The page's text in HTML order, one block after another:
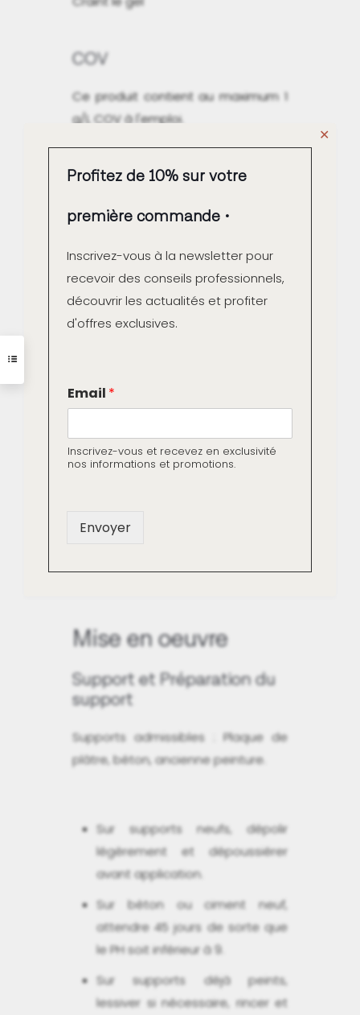
COV
Ce produit contient au maximum 1
g/L COV à l'emploi.
Fabrication française
Contrôle couleur unitaire à
Paiement sécurisé (CB ou
Apple Pay)
de la peinture Origine Végétale
Mise en oeuvre
Support et Préparation du
support
Supports admissibles : Plaque de
plâtre, béton, ancienne peinture.
Sur supports neufs, dépolir
légèrement et dépoussiérer
avant application.
Sur béton ou ciment neuf,
attendre 45 jours de sorte que
le PH soit inférieur à 9.
Sur supports déjà peints,
lessiver si nécessaire, rincer et
✕
Profitez de 10% sur votre
première commande
Inscrivez-vous à la newsletter pour
recevoir des conseils professionnels,
découvrir les actualités et profiter
d'offres exclusives.
m
a
l
E
a
Email *
Inscrivez-vous et recevez en exclusivité
nos informations et promotions.
Envoyer